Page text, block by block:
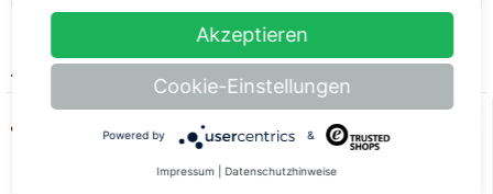
Ähnliche Produkte
Akzeptieren
Cookie-Einstellungen
Powered by &
Impressum Datenschutzhinweise